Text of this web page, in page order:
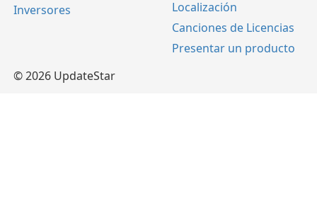
Inversores
Localización
Canciones de Licencias
Presentar un producto
© 2026 UpdateStar